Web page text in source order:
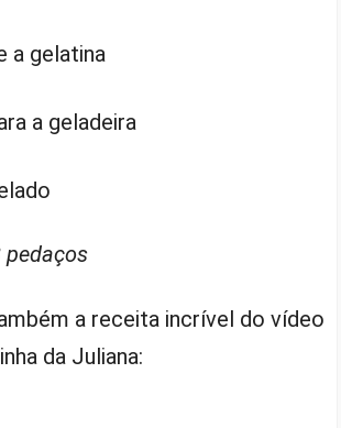
a gelatina
a geladeira
pedaços
a receita incrível do vídeo
da Juliana: